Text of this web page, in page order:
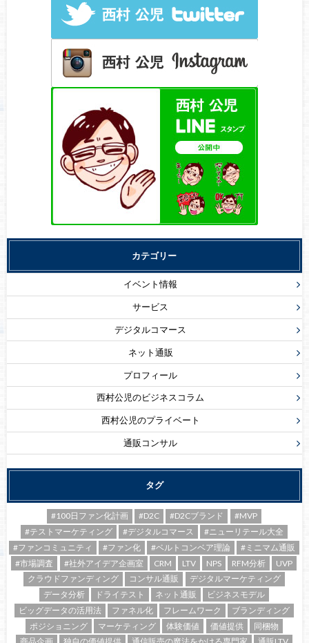
カテゴリー
イベント情報
サービス
デジタルコマース
ネット通販
プロフィール
西村公児のビジネスコラム
西村公児のプライベート
通販コンサル
タグ
#100日ファン化計画 #D2C #D2Cブランド
#MVP
#テストマーケティング
#デジタルコマース
#ニューリテール大全
#ファンコミュニティ
#ファン化 #ベルトコンベア理論
#ミニマム通販
#市場調査
#社外アイデア企画室 CRM LTV NPS RFM分析
UVP
クラウドファンディング
コンサル通販
デジタルマーケティング
データ分析
ドライテスト ネット通販
ビジネスモデル
ビッグデータの活用法
ファネル化 フレームワーク
ブランディング
ポジショニング
マーケティング 体験価値 価値提供
同梱物